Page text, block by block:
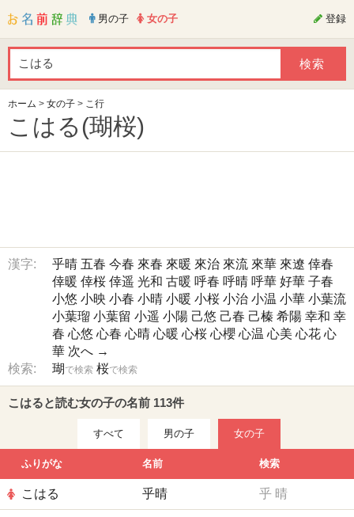
男の子 女の子 登録
ホーム > 女の子 > こ行
こはる(瑚桜)
漢字: 乎晴 五春 今春 來春 來暖 來治 來流 來華 來遼 倖春
倖暖 倖桜 倖遥 光和 古暖 呼春 呼晴 呼華 好華 子春
小悠 小映 小春 小晴 小暖 小桜 小治 小温 小華 小葉流
小葉瑠 小葉留 小遥 小陽 己悠 己春 己榛 希陽 幸和 幸
春 心悠 心春 心晴 心暖 心桜 心櫻 心温 心美 心花 心
華 次へ →
検索:
瑚 で検索 桜で検索
こはると読む女の子の名前 113件
すべて 男の子 女の子
ふりがな 名前 検索
こはる 乎晴 乎 晴